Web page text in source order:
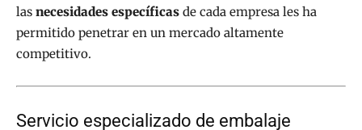
las necesidades específicas de cada empresa les ha
permitido penetrar en un mercado altamente
competitivo.
Servicio especializado de embalaje